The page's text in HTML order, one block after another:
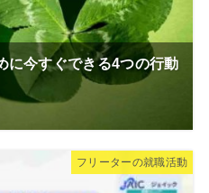
に今すぐできる4つの行動
フリーターの就職活動